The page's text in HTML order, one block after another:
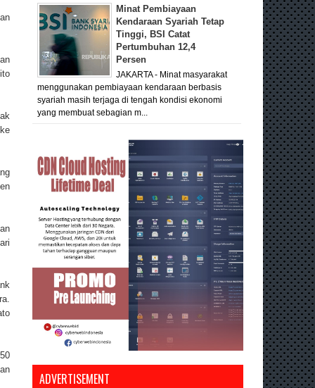
Minat Pembiayaan
Kendaraan Syariah Tetap
Tinggi, BSI Catat
Pertumbuhan 12,4
Persen
JAKARTA - Minat masyarakat
menggunakan pembiayaan kendaraan berbasis
syariah masih terjaga di tengah kondisi ekonomi
yang membuat sebagian m...
ADVERTISEMENT